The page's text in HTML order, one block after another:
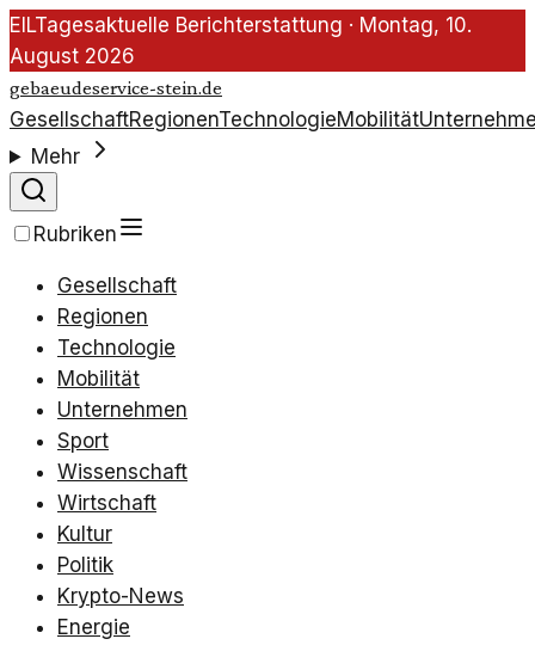
EILTagesaktuelle Berichterstattung · Montag, 10.
August 2026
gebaeudeservice-stein.de
GesellschaftRegionenTechnologieMobilität
Mehr
Rubriken
Gesellschaft
Regionen
Technologie
Mobilität
Unternehmen
Sport
Wissenschaft
Wirtschaft
Kultur
Politik
Krypto-News
Energie